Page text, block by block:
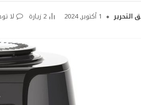
التحرير 1 أكتوبر, 2024 2 زيارة لا